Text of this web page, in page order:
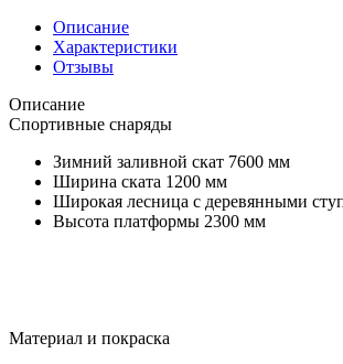
Описание
Характеристики
Отзывы
Описание
Спортивные снаряды
Зимний заливной скат 7600 мм
Ширина ската 1200 мм
Широкая лесница с деревянными
Высота платформы 2300 мм
Материал и покраска